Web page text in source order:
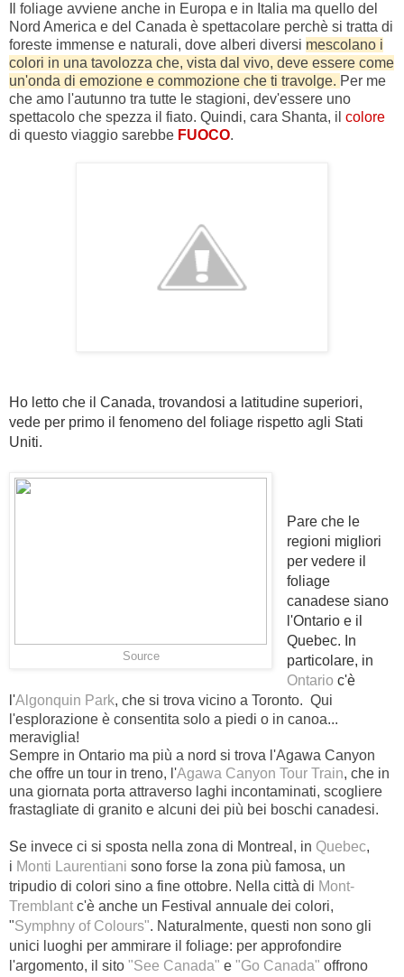
Il foliage avviene anche in Europa e in Italia ma quello del
Nord America e del Canada è spettacolare perchè si tratta di
foreste immense e naturali, dove alberi diversi mescolano i
colori in una tavolozza che, vista dal vivo, deve essere come
un'onda di emozione e commozione che ti travolge. Per me
che amo l'autunno tra tutte le stagioni, dev'essere uno
spettacolo che spezza il fiato. Quindi, cara Shanta, il colore
di questo viaggio sarebbe FUOCO.
Ho letto che il Canada, trovandosi a latitudine superiori,
vede per primo il fenomeno del foliage rispetto agli Stati
Uniti.
Source
Pare che le
regioni migliori
per vedere il
foliage
canadese siano
l'Ontario e il
Quebec. In
particolare, in
Ontario c'è
l'Algonquin Park, che si trova vicino a Toronto. Qui
l'esplorazione è consentita solo a piedi o in canoa...
meraviglia!
Sempre in Ontario ma più a nord si trova l'Agawa Canyon
che offre un tour in treno, l'Agawa Canyon Tour Train, che in
una giornata porta attraverso laghi incontaminati, scogliere
frastagliate di granito e alcuni dei più bei boschi canadesi.
Se invece ci si sposta nella zona di Montreal, in Quebec,
i Monti Laurentiani sono forse la zona più famosa, un
tripudio di colori sino a fine ottobre. Nella città di Mont-
Tremblant c'è anche un Festival annuale dei colori,
"Symphny of Colours". Naturalmente, questi non sono gli
unici luoghi per ammirare il foliage: per approfondire
l'argomento, il sito "See Canada" e "Go Canada" offrono